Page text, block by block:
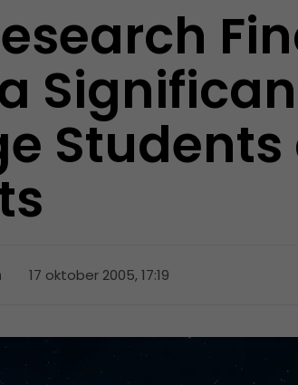
17 oktober 2005, 17:19